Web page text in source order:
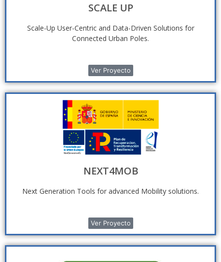
SCALE UP
Scale-Up User-Centric and Data-Driven Solutions for
Connected Urban Poles.
Ver Proyecto
NEXT4MOB
Next Generation Tools for advanced Mobility solutions.
Ver Proyecto